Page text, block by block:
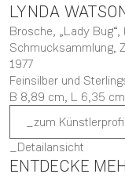
LYNDA
Brosche, „Lady
Schmucksammlung,
1977
Feinsilber und
B 8,89 cm, L 6,35
zum Künstlerprofil
Detailansicht
ENTDECKE